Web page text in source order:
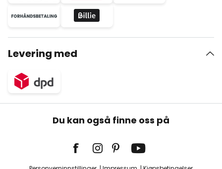
Levering med
Du kan også finne oss på